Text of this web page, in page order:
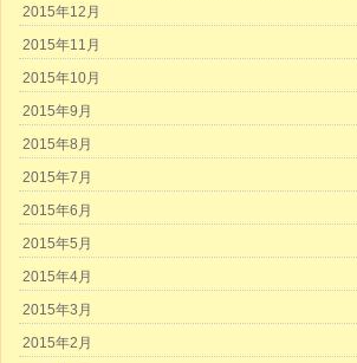
2015年12月
2015年11月
2015年10月
2015年9月
2015年8月
2015年7月
2015年6月
2015年5月
2015年4月
2015年3月
2015年2月